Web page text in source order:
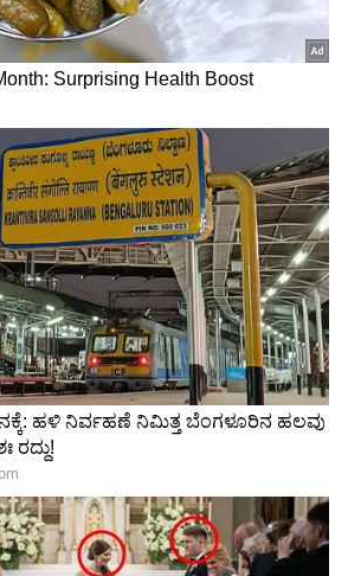
ತಾನು ಪ್ರತಾಪ್ ತಂಡ ಸೇರೋದಾಗಿ
ಆದರೆ ಬಿಗ್ ಬಾಸ್ ನಿಮ್ಮ
ಸ್ಪರ್ಧಿಯನ್ನು ಹೊರಗಿಡಬೇಕು
ಕಾರ್ತಿಕ್ ರನ್ನು ತಂಡದಿಂದ